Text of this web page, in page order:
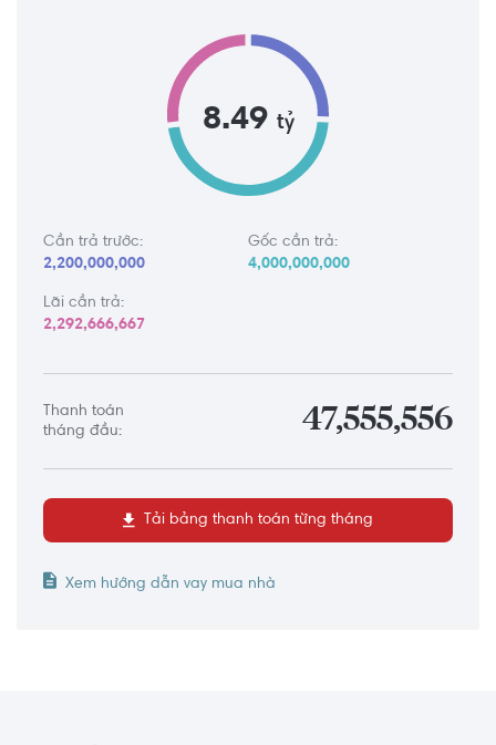
8.49 tỷ
Cần trả trước:
2,200,000,000
Gốc cần trả:
4,000,000,000
Lãi cần trả:
2,292,666,667
Thanh toán
tháng đầu:
47,555,556
Tải bảng thanh toán từng tháng
Xem hướng dẫn vay mua nhà